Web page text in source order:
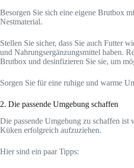
Besorgen Sie sich eine eigene Brutbox
Nestmaterial.
Stellen Sie sicher, dass Sie auch Futter
und Nahrungsergänzungsmittel haben.
Brutbox und desinfizieren Sie sie, um
Sorgen Sie für eine ruhige und warme
2. Die passende Umgebung schaffen
Die passende Umgebung zu schaffen
Küken erfolgreich aufzuziehen.
Hier sind ein paar Tipps: